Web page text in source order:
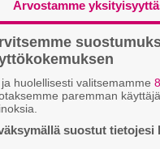
Arvostamme
huolellisesti valitsemamme
paremman
suostut tietojesi